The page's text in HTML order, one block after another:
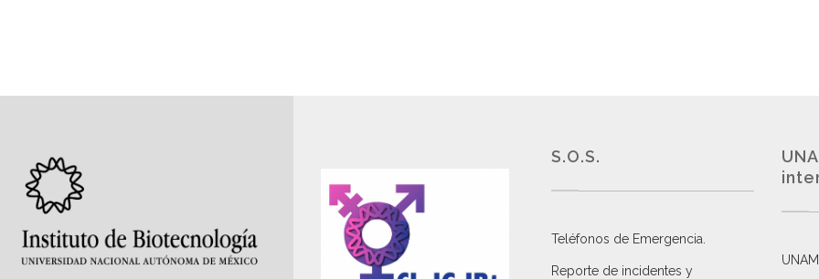
S.O.S.
Teléfonos de Emergencia.
Reporte de incidentes y
UNAM